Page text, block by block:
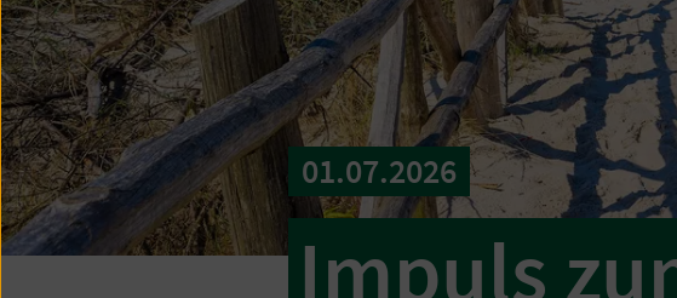
01.07.2026
Impuls